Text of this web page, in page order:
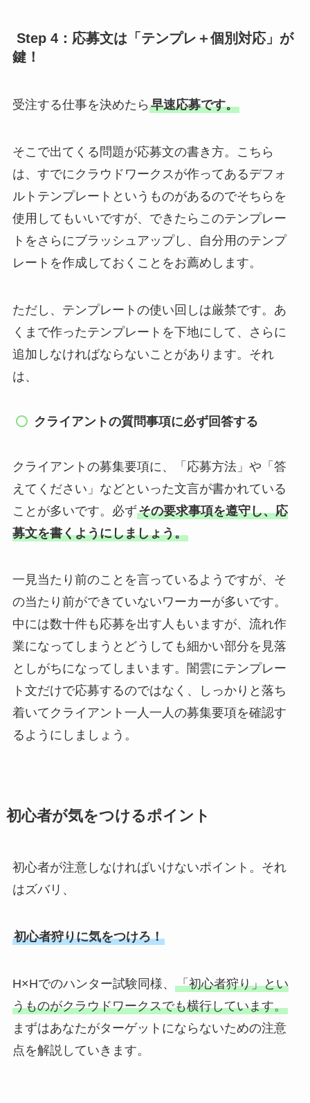
Step 4：応募文は「テンプレ＋個別対応」が
鍵！
受注する仕事を決めたら 早速応募です。
そこで出てくる問題が応募文の書き方。こちら
は、すでにクラウドワークスが作ってあるデフォ
ルトテンプレートというものがあるのでそちらを
使用してもいいですが、できたらこのテンプレー
トをさらにブラッシュアップし、自分用のテンプ
レートを作成しておくことをお薦めします。
ただし、テンプレートの使い回しは厳禁です。あ
くまで作ったテンプレートを下地にして、さらに
追加しなければならないことがあります。それ
は、
クライアントの質問事項に必ず回答する
クライアントの募集要項に、「応募方法」や「答
えてください」などといった文言が書かれている
ことが多いです。必ずその要求事項を遵守し、応
募文を書くようにしましょう。
一見当たり前のことを言っているようですが、そ
の当たり前ができていないワーカーが多いです。
中には数十件も応募を出す人もいますが、流れ作
業になってしまうとどうしても細かい部分を見落
としがちになってしまいます。闇雲にテンプレー
ト文だけで応募するのではなく、しっかりと落ち
着いてクライアント一人一人の募集要項を確認す
るようにしましょう。
初心者が気をつけるポイント
初心者が注意しなければいけないポイント。それ
はズバリ、
初心者狩りに気をつけろ！
H×Hでのハンター試験同様、 「初心者狩り」とい
うものがクラウドワークスでも横行しています。
まずはあなたがターゲットにならないための注意
点を解説していきます。